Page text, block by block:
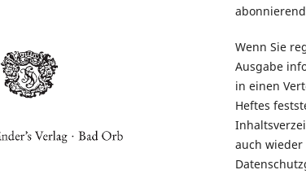
Wenn Sie
Ausgabe
in einen
Heftes
auch wieder